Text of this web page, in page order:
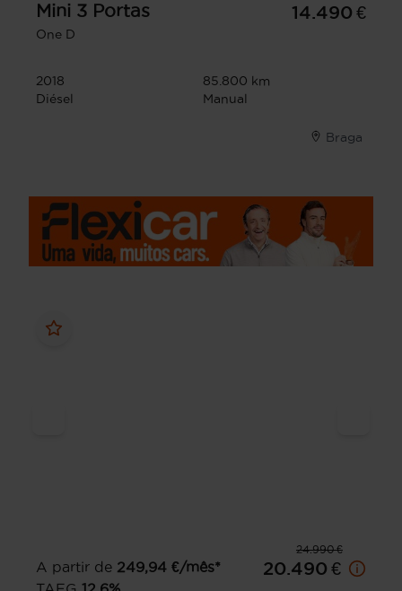
Mini 3 Portas
One D
14.490 €
2018
85.800 km
Diésel
Manual
Braga
24.990 €
A partir de 249,94 €/mês*
20.490 €